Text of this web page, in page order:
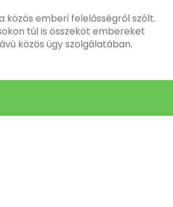
közös emberi felelősségről szólt.
túl is összeköt embereket
közös ügy szolgálatában.